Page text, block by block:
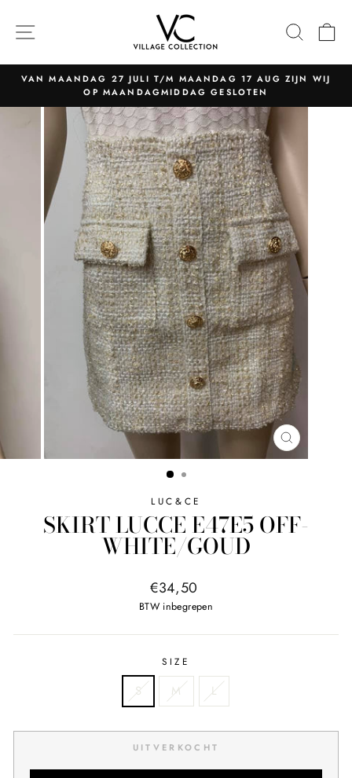
content
Pauzeer
slider
VAN MAANDAG 27 JULI T/M MAANDAG 17 AUG ZIJN WIJ
OP MAANDAGMIDDAG GESLOTEN
SLUITEN
LUC&CE
SKIRT LUCCE E47E5 OFF-
WHITE/GOUD
Normale
prijs
€34,50
BTW inbegrepen
SIZE
S M L
UITVERKOCHT